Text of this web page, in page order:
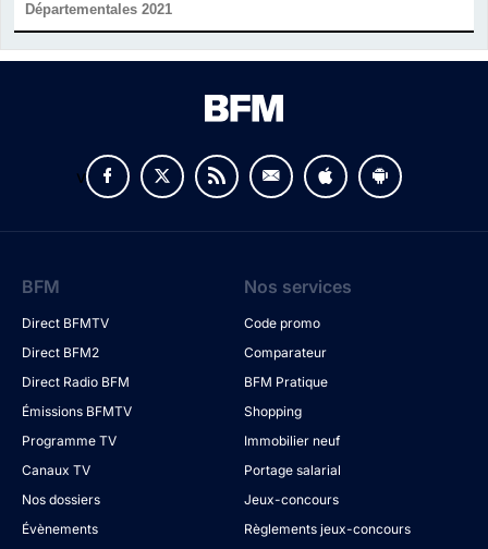
Départementales 2021
v
BFM
Direct BFMTV
Direct BFM2
Direct Radio BFM
Émissions BFMTV
Programme TV
Canaux TV
Nos dossiers
Évènements
Nos services
Code promo
Comparateur
BFM Pratique
Shopping
Immobilier neuf
Portage salarial
Jeux-concours
Règlements jeux-concours